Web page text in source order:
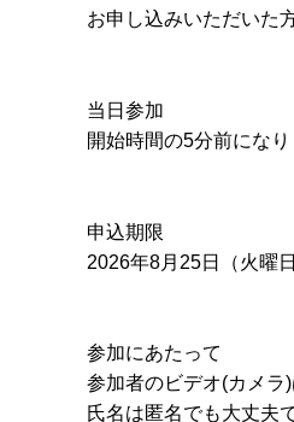
お申し込みいただいた
当日参加
開始時間の5分前にな
申込期限
2026年8月25日（火曜
参加にあたって
参加者のビデオ(カメラ
氏名は匿名でも大丈夫